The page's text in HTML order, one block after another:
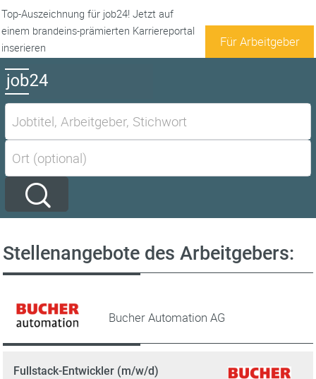
Top-Auszeichnung für job24! Jetzt auf
einem brandeins-prämierten Karriereportal
inserieren
Für Arbeitgeber
Stellenangebote des Arbeitgebers:
Bucher Automation AG
Fullstack-Entwickler (m/w/d)